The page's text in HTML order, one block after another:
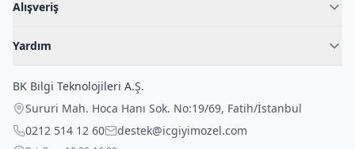
Blog
İç Giyim Rehberi
Alışveriş
Fantazi İç Giyim
Çocuk İç Giyim
Outlet Fırsatları
Yardım
İade Politikası
Gizli Paketleme
BK Bilgi Teknolojileri A.Ş.
Sururi Mah. Hoca Hanı Sok. No:19/69, Fatih/İstanbul
0212 514 12 60
destek@icgiyimozel.com